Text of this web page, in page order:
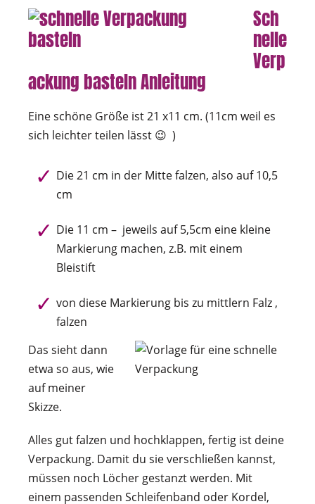
Sch
nelle
Verp
ackung basteln Anleitung
Eine schöne Größe ist 21 x11 cm. (11cm weil es
sich leichter teilen lässt 😉 )
Die 21 cm in der Mitte falzen, also auf 10,5
cm
Die 11 cm – jeweils auf 5,5cm eine kleine
Markierung machen, z.B. mit einem
Bleistift
von diese Markierung bis zu mittlern Falz ,
falzen
Das sieht dann
etwa so aus, wie
auf meiner
Skizze.
Alles gut falzen und hochklappen, fertig ist deine
Verpackung. Damit du sie verschließen kannst,
müssen noch Löcher gestanzt werden. Mit
einem passenden Schleifenband oder Kordel,